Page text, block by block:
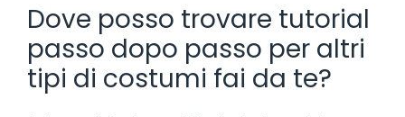
Dove posso trovare tutorial
passo dopo passo per altri
tipi di costumi fai da te?